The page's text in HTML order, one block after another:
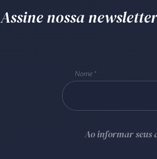
Assine nossa
Nome
Ao informar seus